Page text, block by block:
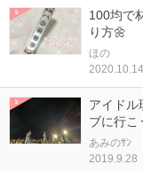
100均で
り方🌼
ほの
2020.10.14
アイドル
ブに行こ
あみのｻﾝ
2019.9.28